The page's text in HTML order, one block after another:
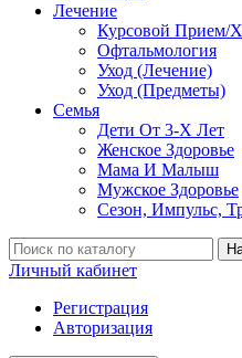
Лечение
Курсовой Прием/
Офтальмология
Уход (Лечение)
Уход (Предметы)
Семья
Дети От 3-Х Лет
Женское Здоровье
Мама И Малыш
Мужское Здоровье
Сезон, Импульс,
Личный кабинет
Регистрация
Авторизация